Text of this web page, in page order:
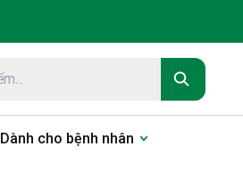
Dành cho bệnh nhân